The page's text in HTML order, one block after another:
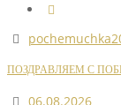
ПОЗДРАВЛЯЕМ С
06.08.2026